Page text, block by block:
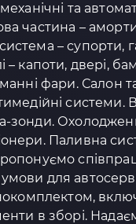
та
частина –
– супорти,
– капоти, двері,
фари. Салон
системи.
зонди.
Паливна
для
в зборі.